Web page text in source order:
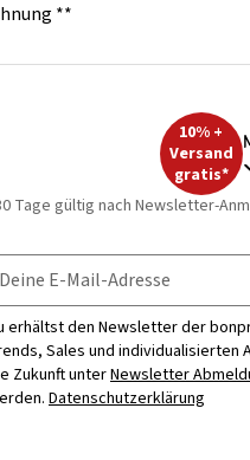
**
10% +
Versand
gratis*
Tage gültig nach Newsletter-
Deine E-Mail-Adresse
erhältst den Newsletter der
Sales und individualisierten
Zukunft unterNewsletter
Datenschutzerklärung